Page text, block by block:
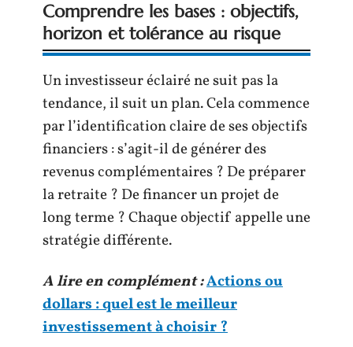
Comprendre les bases : objectifs,
horizon et tolérance au risque
Un investisseur éclairé ne suit pas la
tendance, il suit un plan. Cela commence
par l’identification claire de ses objectifs
financiers : s’agit-il de générer des
revenus complémentaires ? De préparer
la retraite ? De financer un projet de
long terme ? Chaque objectif appelle une
stratégie différente.
A lire en complément :Actions ou
dollars : quel est le meilleur
investissement à choisir ?